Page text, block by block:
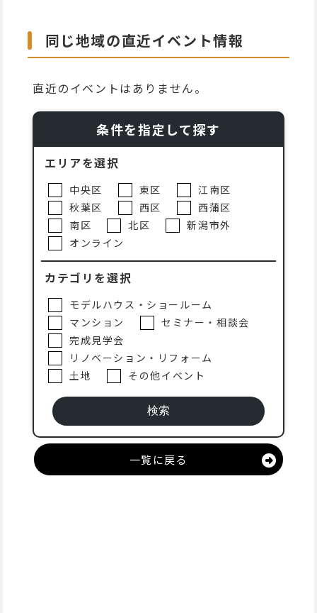
同じ地域の直近イベント情報
直近のイベントはありません。
条件を指定して探す
エリアを選択
中央区 東区
江南区
秋葉区
西区
西蒲区
南区
北区
新潟市外
オンライン
カテゴリを選択
モデルハウス・ショールーム
マンション
セミナー・相談会
完成見学会
リノベーション・リフォーム
土地
その他イベント
一覧に戻る